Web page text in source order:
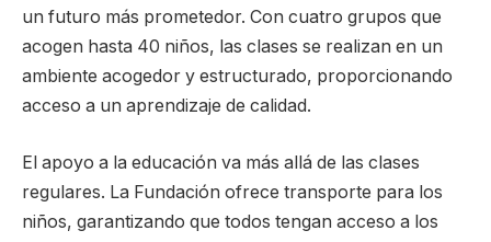
un futuro más prometedor. Con cuatro grupos que
acogen hasta 40 niños, las clases se realizan en un
ambiente acogedor y estructurado, proporcionando
acceso a un aprendizaje de calidad.
El apoyo a la educación va más allá de las clases
regulares. La Fundación ofrece transporte para los
niños, garantizando que todos tengan acceso a los